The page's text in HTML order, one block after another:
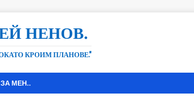
НЕНОВ.
КРОИМ ПЛАНОВЕ."
ЗА МЕН..